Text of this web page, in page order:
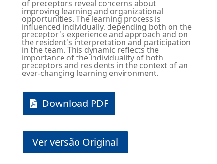
of preceptors reveal concerns about
improving learning and organizational
opportunities. The learning process is
influenced individually, depending both on the
preceptor's experience and approach and on
the resident's interpretation and participation
in the team. This dynamic reflects the
importance of the individuality of both
preceptors and residents in the context of an
ever-changing learning environment.
Download PDF
Ver versão Original